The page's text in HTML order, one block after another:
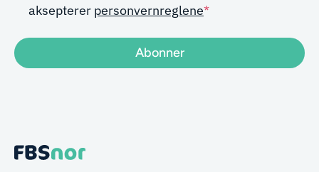
aksepterer personvernreglene*